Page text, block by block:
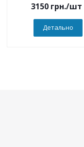
3150грн./шт
Детально